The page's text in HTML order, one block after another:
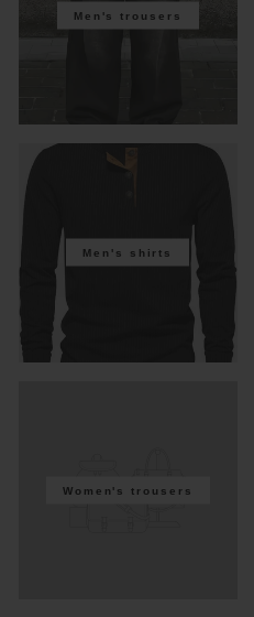
Men's trousers
Men's shirts
Women's trousers